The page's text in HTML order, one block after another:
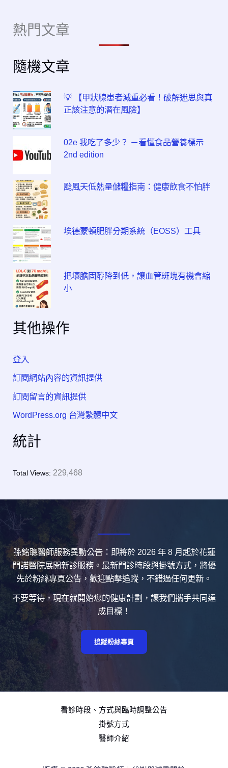
熱門文章
隨機文章
💡 【甲狀腺患者減重必看！破解迷思與真
正該注意的潛在風險】
02e 我吃了多少？ －看懂食品營養標示
2nd edition
颱風天低熱量儲糧指南：健康飲食不怕胖
埃德蒙頓肥胖分期系統（EOSS）工具
把壞膽固醇降到低，讓血管斑塊有機會縮
小
其他操作
登入
訂閱網站內容的資訊提供
訂閱留言的資訊提供
WordPress.org 台灣繁體中文
統計
Total Views: 229,468
孫銘聰醫師服務異動公告：即將於 2026 年 8 月起於花蓮
門諾醫院展開新診服務。最新門診時段與掛號方式，將優
先於粉絲專頁公告，歡迎點擊追蹤，不錯過任何更新。
不要等待，現在就開始您的健康計劃，讓我們攜手共同達
成目標！
追蹤粉絲專頁
看診時段、方式與臨時調整公告
掛號方式
醫師介紹